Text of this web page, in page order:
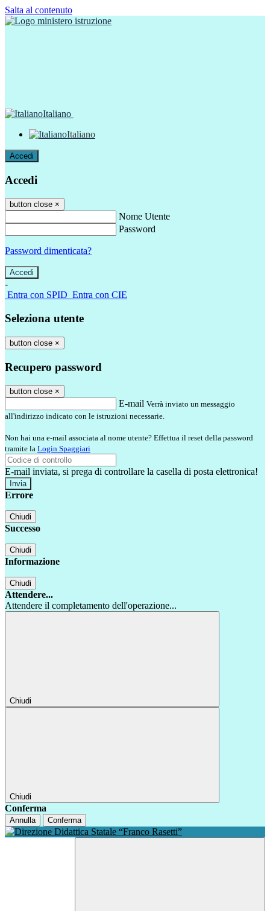
Salta al contenuto
Italiano
Italiano
Accedi
Accedi
button close ×
Nome Utente
Password
Password dimenticata?
-
Entra con SPID Entra con CIE
Seleziona utente
button close ×
Recupero password
button close ×
E-mail Verrà inviato un messaggio
all'indirizzo indicato con le istruzioni necessarie.
Non hai una e-mail associata al nome utente? Effettua il reset della password
tramite la Login Spaggiari
E-mail inviata, si prega di controllare la casella di posta elettronica!
Errore
Chiudi
Successo
Chiudi
Informazione
Chiudi
Attendere...
Attendere il completamento dell'operazione...
Chiudi
Chiudi
Conferma
Annulla Conferma